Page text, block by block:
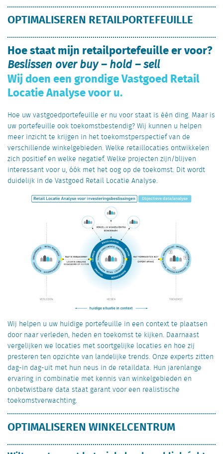
OPTIMALISEREN RETAILPORTEFEUILLE
Hoe staat mijn retailportefeuille er voor?
Beslissen over buy – hold – sell
Wij doen een grondige Vastgoed Retail
Locatie Analyse voor u.
Hoe uw vastgoedportefeuille er nu voor staat is één ding. Maar is
uw portefeuille ook toekomstbestendig? Wij kunnen u helpen
meer inzicht te krijgen in het toekomstperspectief van de
verschillende winkelgebieden. Welke retaillocaties ontwikkelen
zich positief en welke negatief. Welke projecten zijn/blijven
interessant voor u, óók met het oog op de toekomst. Dit wordt
duidelijk in de Vastgoed Retail Locatie Analyse.
Wij helpen u uw huidige portefeuille in een context te plaatsen
door naar verleden, heden en toekomst te kijken. Daarnaast
vergelijken we locaties met soortgelijke locaties en hoe zij
presteren ten opzichte van landelijke trends. Onze experts zitten
dag-in dag-uit met hun neus in de retaildata. Hun jarenlange
ervaring in combinatie met kennis van winkelgebieden en
onbetwistbare data staat garant voor een realistische
toekomstverwachting.
OPTIMALISEREN WINKELCENTRUM